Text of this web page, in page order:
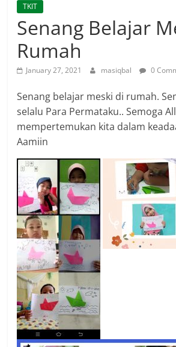
TKIT
Senang Belajar
Rumah
January 27, 2021 masiqbal 0
Senang belajar meski di rumah.
selalu Para Permataku.. Semoga
mempertemukan kita dalam
Aamiin